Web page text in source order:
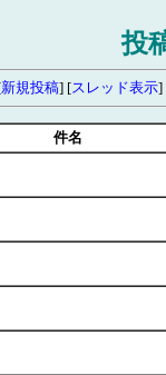
投
新規投稿] [スレッド表示]
件名